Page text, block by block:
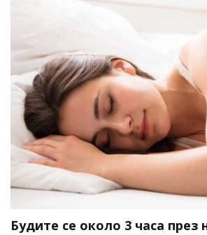
Будите се около 3 часа през